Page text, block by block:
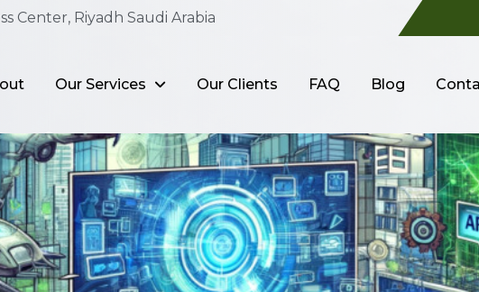
Center, Riyadh Saudi Arabia
Our Services Our Clients FAQ Blog